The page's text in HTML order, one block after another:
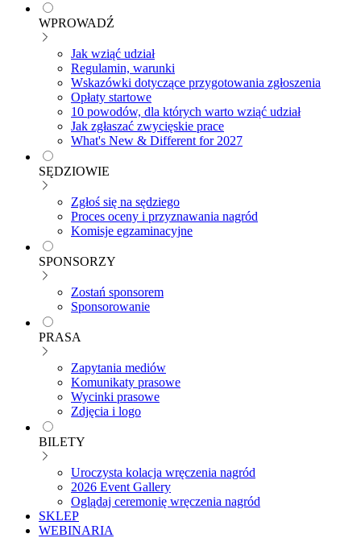
WPROWADŹ
Jak wziąć udział
Regulamin, warunki
Wskazówki dotyczące przygotowania zgłoszenia
Opłaty startowe
10 powodów, dla których warto wziąć udział
Jak zgłaszać zwycięskie prace
What's New & Different for 2027
SĘDZIOWIE
Zgłoś się na sędziego
Proces oceny i przyznawania nagród
Komisje egzaminacyjne
SPONSORZY
Zostań sponsorem
Sponsorowanie
PRASA
Zapytania mediów
Komunikaty prasowe
Wycinki prasowe
Zdjęcia i logo
BILETY
Uroczysta kolacja wręczenia nagród
2026 Event Gallery
Oglądaj ceremonię wręczenia nagród
SKLEP
WEBINARIA